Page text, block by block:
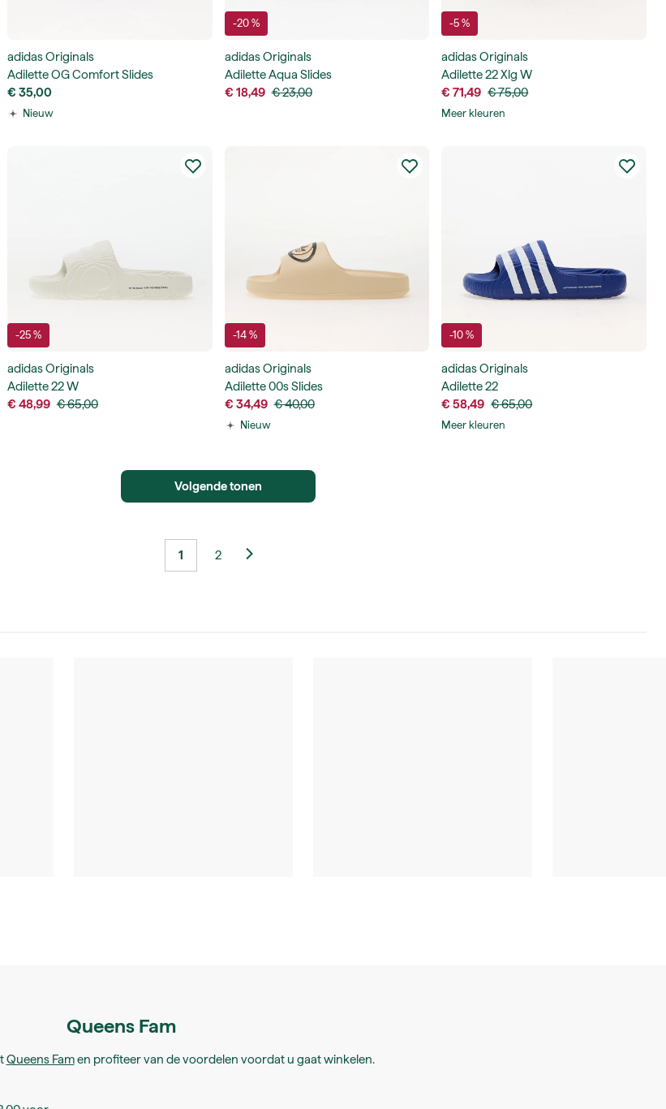
adidas Originals
Adilette OG Comfort Slides
€ 35,00
Nieuw
-20 %
adidas Originals
Adilette Aqua Slides
€ 18,49 € 23,00
-5 %
adidas Originals
Adilette 22 Xlg W
€ 71,49 € 75,00
Meer kleuren
-25 %
adidas Originals
Adilette 22 W
€ 48,99 € 65,00
-14 %
adidas Originals
Adilette 00s Slides
€ 34,49 € 40,00
Nieuw
-10 %
adidas Originals
Adilette 22
€ 58,49 € 65,00
Meer kleuren
Volgende tonen
1 2
Queens Fam
Queens Famen profiteer van de voordelen voordat u gaat winkelen.